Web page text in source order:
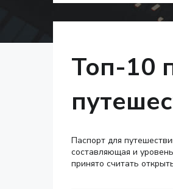
Топ-10
Паспорт для
составляющая и
принято считать